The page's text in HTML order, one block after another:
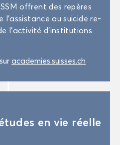
offrent des re­pères
l’as­sis­tance au sui­cide re­
l’ac­ti­vi­té d’ins­ti­tu­tions
aca­de­mies.suisses.ch
en vie réelle